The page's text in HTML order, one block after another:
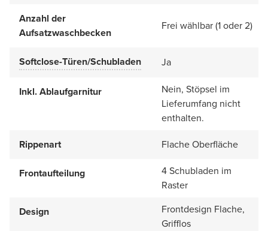
Anzahl der
Aufsatzwaschbecken
Frei wählbar (1 oder 2)
Softclose-Türen/Schubladen Ja
Inkl. Ablaufgarnitur
Nein, Stöpsel im
Lieferumfang nicht
enthalten.
Rippenart
Flache Oberfläche
Frontaufteilung
4 Schubladen im
Raster
Design
Frontdesign Flache,
Grifflos